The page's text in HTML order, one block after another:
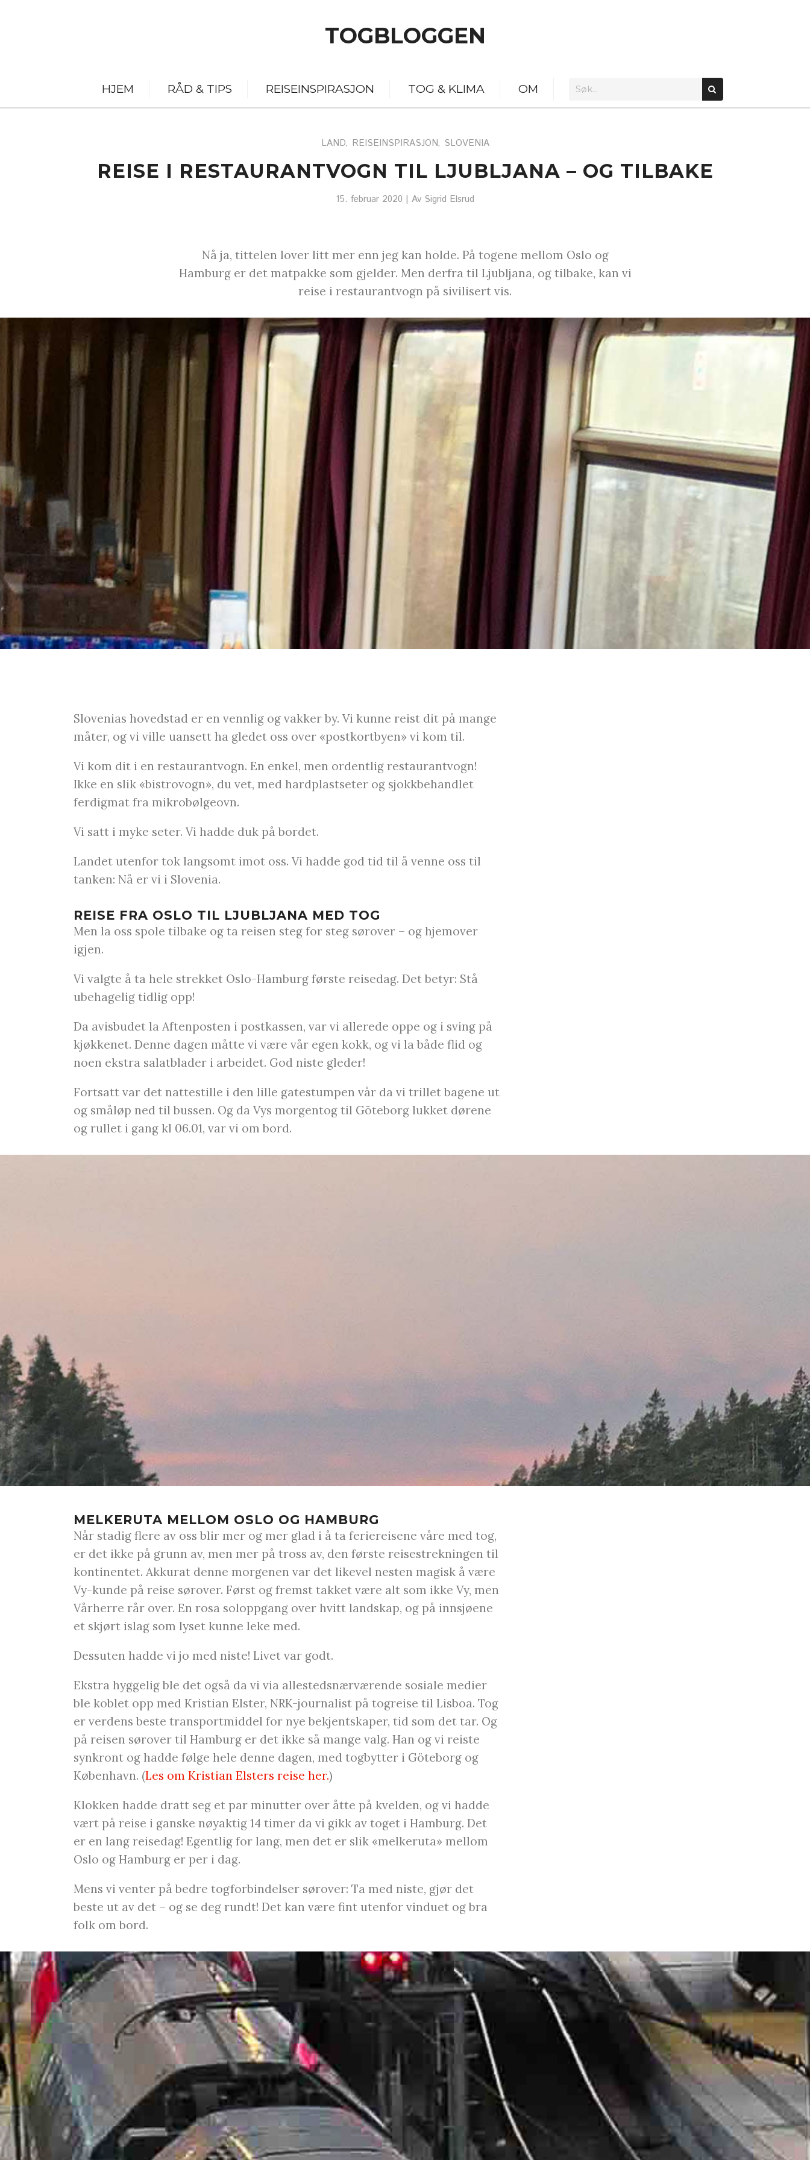
TOGBLOGGEN
HJEM RÅD & TIPS REISEINSPIRASJON TOG & KLIMA OM
LAND, REISEINSPIRASJON, SLOVENIA
REISE I RESTAURANTVOGN TIL LJUBLJANA – OG TILBAKE
15. februar 2020 | Av Sigrid Elsrud
Nå ja, tittelen lover litt mer enn jeg kan holde. På togene mellom Oslo og
Hamburg er det matpakke som gjelder. Men derfra til Ljubljana, og tilbake, kan vi
reise i restaurantvogn på sivilisert vis.
Slovenias hovedstad er en vennlig og vakker by. Vi kunne reist dit på mange
måter, og vi ville uansett ha gledet oss over «postkortbyen» vi kom til.
Vi kom dit i en restaurantvogn. En enkel, men ordentlig restaurantvogn!
Ikke en slik «bistrovogn», du vet, med hardplastseter og sjokkbehandlet
ferdigmat fra mikrobølgeovn.
Vi satt i myke seter. Vi hadde duk på bordet.
Landet utenfor tok langsomt imot oss. Vi hadde god tid til å venne oss til
tanken: Nå er vi i Slovenia.
REISE FRA OSLO TIL LJUBLJANA MED TOG
Men la oss spole tilbake og ta reisen steg for steg sørover – og hjemover
igjen.
Vi valgte å ta hele strekket Oslo-Hamburg første reisedag. Det betyr: Stå
ubehagelig tidlig opp!
Da avisbudet la Aftenposten i postkassen, var vi allerede oppe og i sving på
kjøkkenet. Denne dagen måtte vi være vår egen kokk, og vi la både flid og
noen ekstra salatblader i arbeidet. God niste gleder!
Fortsatt var det nattestille i den lille gatestumpen vår da vi trillet bagene ut
og småløp ned til bussen. Og da Vys morgentog til Göteborg lukket dørene
og rullet i gang kl 06.01, var vi om bord.
MELKERUTA MELLOM OSLO OG HAMBURG
Når stadig flere av oss blir mer og mer glad i å ta feriereisene våre med tog,
er det ikke på grunn av, men mer på tross av, den første reisestrekningen til
kontinentet. Akkurat denne morgenen var det likevel nesten magisk å være
Vy-kunde på reise sørover. Først og fremst takket være alt som ikke Vy, men
Vårherre rår over. En rosa soloppgang over hvitt landskap, og på innsjøene
et skjørt islag som lyset kunne leke med.
Dessuten hadde vi jo med niste! Livet var godt.
Ekstra hyggelig ble det også da vi via allestedsnærværende sosiale medier
ble koblet opp med Kristian Elster, NRK-journalist på togreise til Lisboa. Tog
er verdens beste transportmiddel for nye bekjentskaper, tid som det tar. Og
på reisen sørover til Hamburg er det ikke så mange valg. Han og vi reiste
synkront og hadde følge hele denne dagen, med togbytter i Göteborg og
København. (Les om Kristian Elsters reise her.)
Klokken hadde dratt seg et par minutter over åtte på kvelden, og vi hadde
vært på reise i ganske nøyaktig 14 timer da vi gikk av toget i Hamburg. Det
er en lang reisedag! Egentlig for lang, men det er slik «melkeruta» mellom
Oslo og Hamburg er per i dag.
Mens vi venter på bedre togforbindelser sørover: Ta med niste, gjør det
beste ut av det – og se deg rundt! Det kan være fint utenfor vinduet og bra
folk om bord.